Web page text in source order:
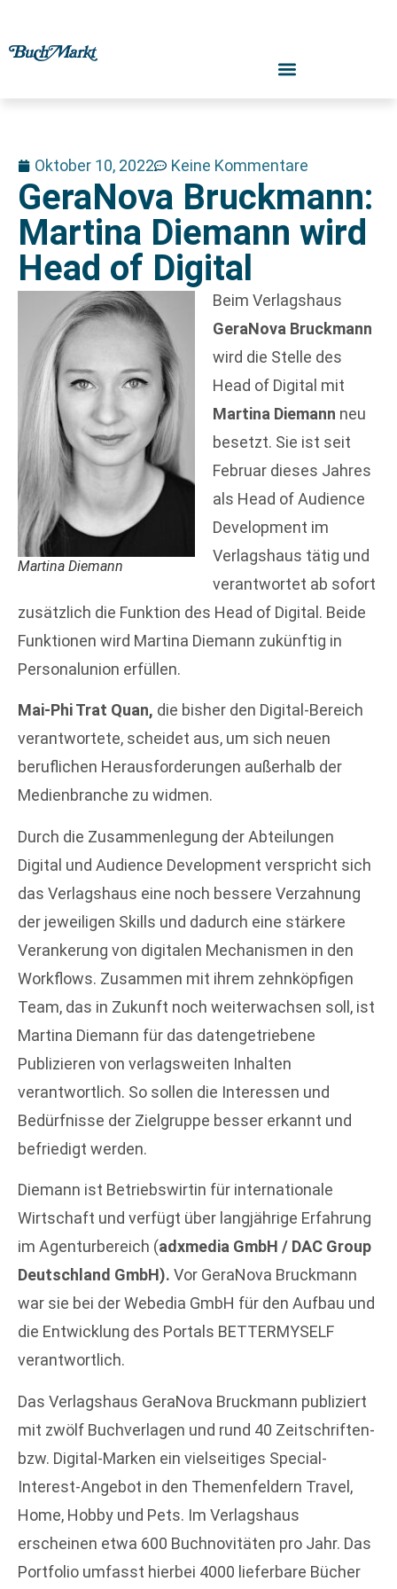
Oktober 10, 2022 Keine Kommentare
GeraNova Bruckmann:
Martina Diemann wird
Head of Digital
Martina Diemann
Beim Verlagshaus
GeraNova Bruckmann
wird die Stelle des
Head of Digital mit
Martina Diemann neu
besetzt. Sie ist seit
Februar dieses Jahres
als Head of Audience
Development im
Verlagshaus tätig und
verantwortet ab sofort
zusätzlich die Funktion des Head of Digital. Beide
Funktionen wird Martina Diemann zukünftig in
Personalunion erfüllen.
Mai-Phi Trat Quan, die bisher den Digital-Bereich
verantwortete, scheidet aus, um sich neuen
beruflichen Herausforderungen außerhalb der
Medienbranche zu widmen.
Durch die Zusammenlegung der Abteilungen
Digital und Audience Development verspricht sich
das Verlagshaus eine noch bessere Verzahnung
der jeweiligen Skills und dadurch eine stärkere
Verankerung von digitalen Mechanismen in den
Workflows. Zusammen mit ihrem zehnköpfigen
Team, das in Zukunft noch weiterwachsen soll, ist
Martina Diemann für das datengetriebene
Publizieren von verlagsweiten Inhalten
verantwortlich. So sollen die Interessen und
Bedürfnisse der Zielgruppe besser erkannt und
befriedigt werden.
Diemann ist Betriebswirtin für internationale
Wirtschaft und verfügt über langjährige Erfahrung
im Agenturbereich (adxmedia GmbH / DAC Group
Deutschland GmbH). Vor GeraNova Bruckmann
war sie bei der Webedia GmbH für den Aufbau und
die Entwicklung des Portals BETTERMYSELF
verantwortlich.
Das Verlagshaus GeraNova Bruckmann publiziert
mit zwölf Buchverlagen und rund 40 Zeitschriften-
bzw. Digital-Marken ein vielseitiges Special-
Interest-Angebot in den Themenfeldern Travel,
Home, Hobby und Pets. Im Verlagshaus
erscheinen etwa 600 Buchnovitäten pro Jahr. Das
Portfolio umfasst hierbei 4000 lieferbare Bücher